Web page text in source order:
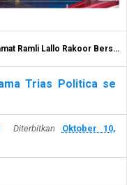
Ramli Lallo Rakoor Bersama Trias Politica se Kecamatan Sangkarrang
Trias Politica se
Diterbitkan Oktober 10,